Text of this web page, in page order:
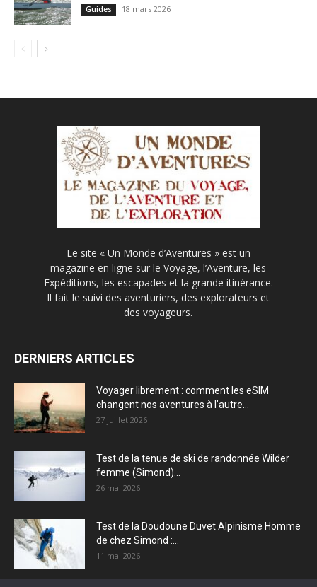
Guides 18 mars 2026
Le site « Un Monde d’Aventures » est un
magazine en ligne sur le Voyage, l’Aventure, les
Expéditions, les escapades et la grande itinérance.
Il fait le suivi des aventuriers, des explorateurs et
des voyageurs.
DERNIERS ARTICLES
Voyager librement : comment les eSIM
changent nos aventures à l’autre...
27 juillet 2026
Test de la tenue de ski de randonnée Wilder
femme (Simond)...
26 mai 2026
Test de la Doudoune Duvet Alpinisme Homme
de chez Simond :...
11 mai 2026